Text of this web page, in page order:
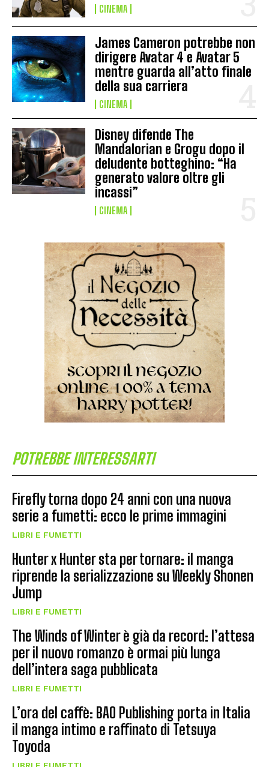
CINEMA
James Cameron potrebbe non
dirigere Avatar 4 e Avatar 5
mentre guarda all’atto finale
della sua carriera
CINEMA
Disney difende The
Mandalorian e Grogu dopo il
deludente botteghino: “Ha
generato valore oltre gli
incassi”
CINEMA
POTREBBE INTERESSARTI
Firefly torna dopo 24 anni con una nuova
serie a fumetti: ecco le prime immagini
LIBRI E FUMETTI
Hunter x Hunter sta per tornare: il manga
riprende la serializzazione su Weekly Shonen
Jump
LIBRI E FUMETTI
The Winds of Winter è già da record: l’attesa
per il nuovo romanzo è ormai più lunga
dell’intera saga pubblicata
LIBRI E FUMETTI
L’ora del caffè: BAO Publishing porta in Italia
il manga intimo e raffinato di Tetsuya
Toyoda